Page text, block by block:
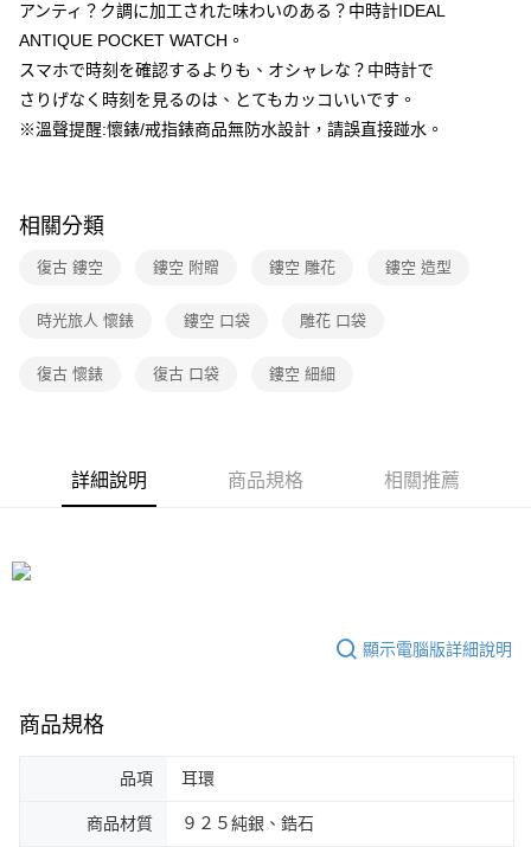
アンティ？ク調に加工された味わいのある？中時計IDEAL
ANTIQUE POCKET WATCH。
スマホで時刻を確認するよりも、オシャレな？中時計で
さりげなく時刻を見るのは、とてもカッコいいです。
※溫聲提醒:懷錶/戒指錶商品無防水設計，請誤直接踫水。
相關分類
復古 鏤空 鏤空 附贈 鏤空 雕花 鏤空 造型
時光旅人 懷錶 鏤空 口袋 雕花 口袋
復古 懷錶 復古 口袋 鏤空 細細
詳細說明 商品規格 相關推薦
顯示電腦版詳細說明
商品規格
品項 耳環
商品材質 ９２５純銀、鋯石